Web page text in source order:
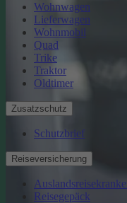
Wohnwagen
Lieferwagen
Wohnmobil
Quad
Trike
Traktor
Oldtimer
Zusatzschutz
Schutzbrief
Reiseversicherung
Reisegepäck